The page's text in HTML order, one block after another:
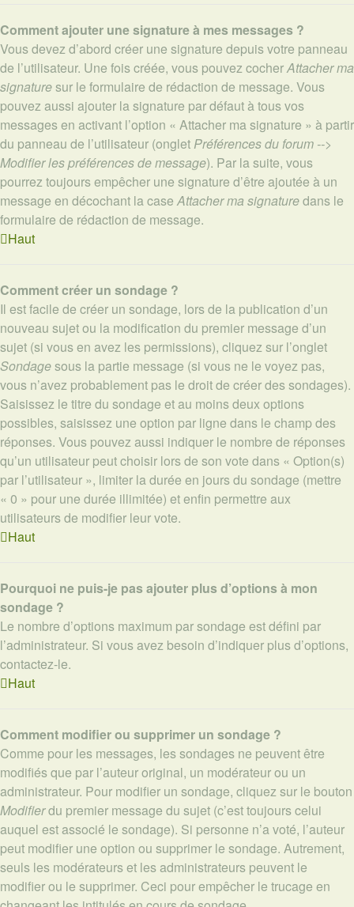
Comment ajouter une signature à mes messages ?
Vous devez d’abord créer une signature depuis votre panneau
de l’utilisateur. Une fois créée, vous pouvez cocherAttacher ma
signaturesur le formulaire de rédaction de message. Vous
pouvez aussi ajouter la signature par défaut à tous vos
messages en activant l’option « Attacher ma signature » à partir
du panneau de l’utilisateur (onglet Préférences du forum -->
Modifier les préférences de message). Par la suite, vous
pourrez toujours empêcher une signature d’être ajoutée à un
message en décochant la caseAttacher ma signaturedans le
formulaire de rédaction de message.
Haut
Comment créer un sondage ?
Il est facile de créer un sondage, lors de la publication d’un
nouveau sujet ou la modification du premier message d’un
sujet (si vous en avez les permissions), cliquez sur l’onglet
Sondagesous la partie message (si vous ne le voyez pas,
vous n’avez probablement pas le droit de créer des sondages).
Saisissez le titre du sondage et au moins deux options
possibles, saisissez une option par ligne dans le champ des
réponses. Vous pouvez aussi indiquer le nombre de réponses
qu’un utilisateur peut choisir lors de son vote dans « Option(s)
par l’utilisateur », limiter la durée en jours du sondage (mettre
« 0 » pour une durée illimitée) et enfin permettre aux
utilisateurs de modifier leur vote.
Haut
Pourquoi ne puis-je pas ajouter plus d’options à mon
sondage ?
Le nombre d’options maximum par sondage est défini par
l’administrateur. Si vous avez besoin d’indiquer plus d’options,
contactez-le.
Haut
Comment modifier ou supprimer un sondage ?
Comme pour les messages, les sondages ne peuvent être
modifiés que par l’auteur original, un modérateur ou un
administrateur. Pour modifier un sondage, cliquez sur le bouton
Modifierdu premier message du sujet (c’est toujours celui
auquel est associé le sondage). Si personne n’a voté, l’auteur
peut modifier une option ou supprimer le sondage. Autrement,
seuls les modérateurs et les administrateurs peuvent le
modifier ou le supprimer. Ceci pour empêcher le trucage en